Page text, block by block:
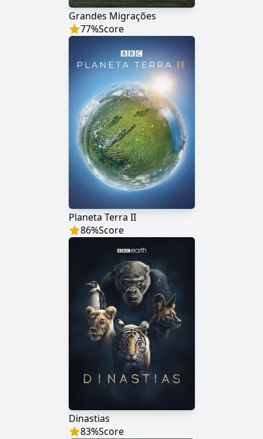
Grandes Migrações
77%Score
Planeta Terra II
86%Score
Dinastias
83%Score